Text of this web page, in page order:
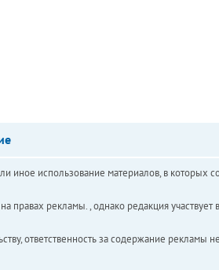
иное использование материалов, в которых
рекламы. , однако редакция участвует
ответственность за содержание рекламы